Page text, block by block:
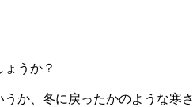
うか？
か、冬に戻ったかのような寒さ